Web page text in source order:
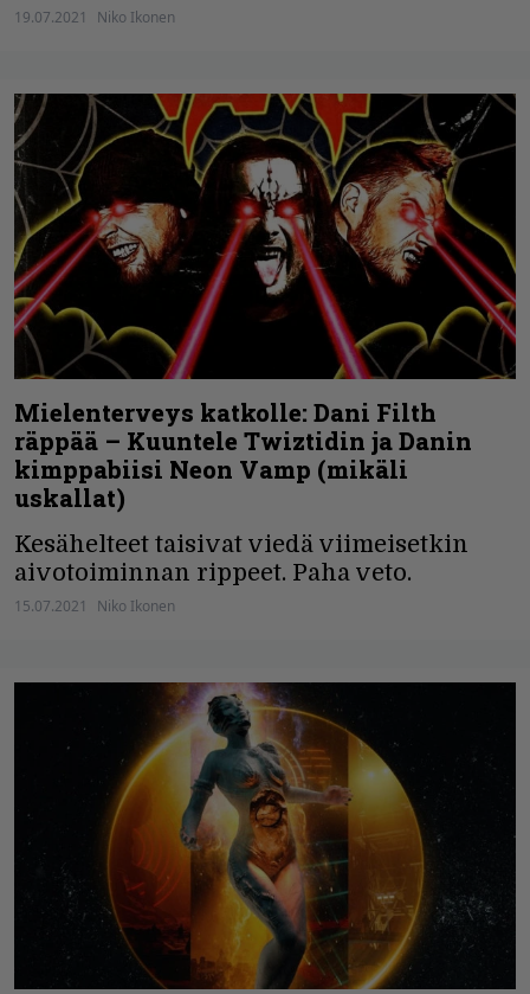
19.07.2021 Niko Ikonen
Mielenterveys katkolle: Dani Filth
räppää – Kuuntele Twiztidin ja Danin
kimppabiisi Neon Vamp (mikäli
uskallat)
Kesähelteet taisivat viedä viimeisetkin
aivotoiminnan rippeet. Paha veto.
15.07.2021 Niko Ikonen